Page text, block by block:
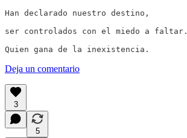
Han declarado nuestro destino,
ser controlados con el miedo a faltar.
Quien gana de la inexistencia.
Deja un comentario
3
5